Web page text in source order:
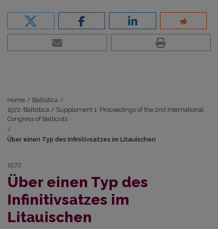
Home / Baltistica /
1972: Baltistica / Supplement 1: Proceedings of the 2nd International
Congress of Balticists
/
Über einen Typ des Infinitivsatzes im Litauischen
1972
Über einen Typ des
Infinitivsatzes im
Litauischen